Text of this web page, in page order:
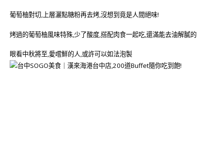
葡萄柚對切,上層灑點糖粉再去烤,沒想到竟是人間絕味!
烤過的葡萄柚風味特殊,少了酸度,搭配肉食一起吃,還滿能去油解膩的
眼看中秋將至,愛嚐鮮的人,或許可以如法泡製